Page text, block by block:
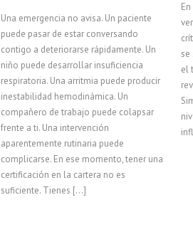
Una emergencia no avisa. Un paciente
puede pasar de estar conversando
contigo a deteriorarse rápidamente. Un
niño puede desarrollar insuficiencia
respiratoria. Una arritmia puede producir
inestabilidad hemodinámica. Un
compañero de trabajo puede colapsar
frente a ti. Una intervención
aparentemente rutinaria puede
complicarse. En ese momento, tener una
certificación en la cartera no es
suficiente. Tienes […]
se
el